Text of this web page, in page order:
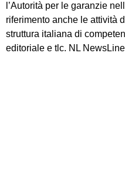
l’Autorità per le garanzie
riferimento anche le attività
struttura italiana di
editoriale e tlc. NL